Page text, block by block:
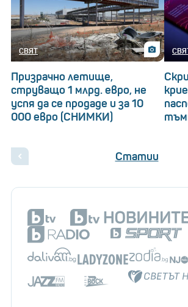
СВЯТ
Призрачно летище,
струващо 1 млрд. евро, не
успя да се продаде и за 10
000 евро (СНИМКИ)
Статии